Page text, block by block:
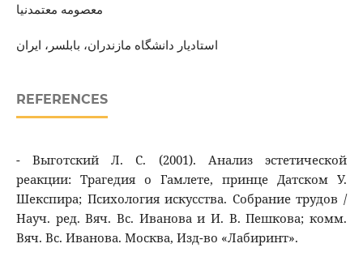
معصومه معتمدنيا
استاديار دانشگاه مازندران، بابلسر، ايران
REFERENCES
- Выготский Л. С. (2001). Анализ эстетической
реакции: Трагедия о Гамлете, принце Датском У.
Шекспира; Психология искусства. Собрание трудов /
Науч. ред. Вяч. Вс. Иванова и И. В. Пешкова; комм.
Вяч. Вс. Иванова. Москва, Изд-во «Лабиринт».